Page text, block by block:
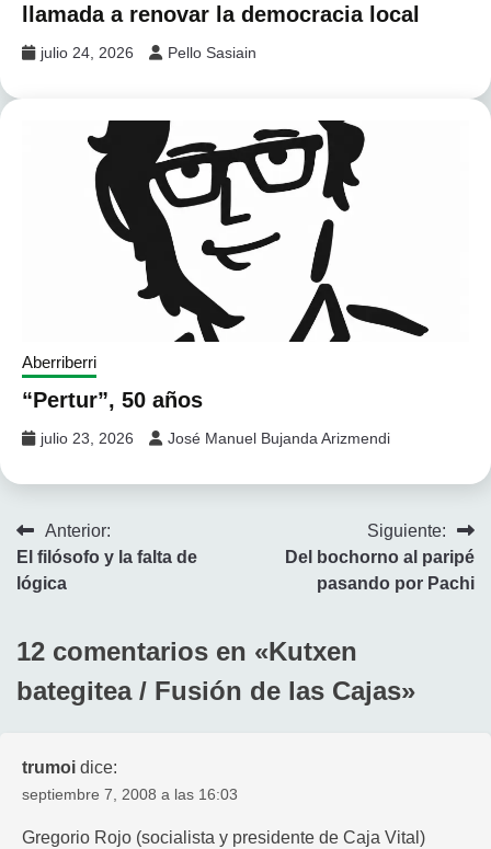
llamada a renovar la democracia local
julio 24, 2026 Pello Sasiain
Aberriberri
“Pertur”, 50 años
julio 23, 2026 José Manuel Bujanda Arizmendi
Navegación
de
Anterior:
El filósofo y la falta de
lógica
Siguiente:
Del bochorno al paripé
pasando por Pachi
12 comentarios en «Kutxen
bategitea / Fusión de las Cajas»
trumoi dice:
septiembre 7, 2008 a las 16:03
Gregorio Rojo (socialista y presidente de Caja Vital)